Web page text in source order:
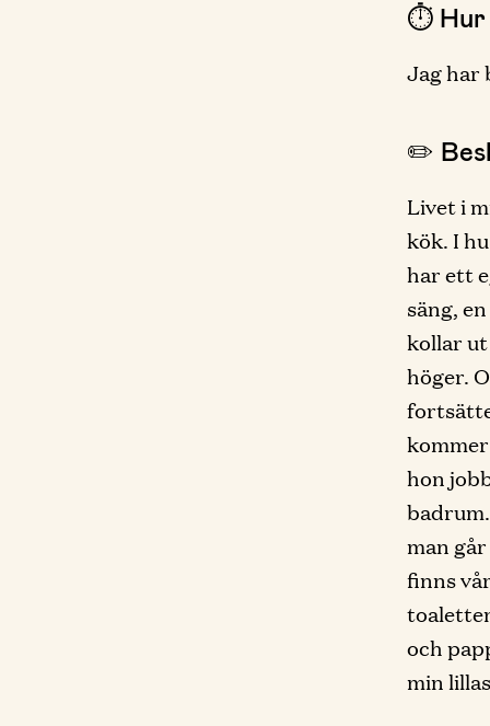
⏱ Hur
Jag har
✏️
Livet i
kök. I
har ett
säng,
kollar
höger.
hon
man
finns
och
min